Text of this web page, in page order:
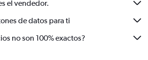
el vendedor.
de datos para ti
no son 100% exactos?